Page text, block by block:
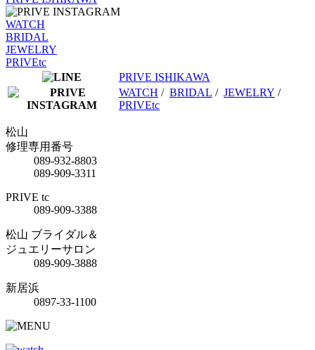
WATCH
BRIDAL
JEWELRY
PRIVEtc
PRIVE ISHIKAWA
WATCH / BRIDAL / JEWELRY /
PRIVEtc
松山
修理専用番号
089-932-8803
089-909-3311
PRIVE tc
089-909-3388
松山 ブライダル＆
ジュエリーサロン
089-909-3888
新居浜
0897-33-1100